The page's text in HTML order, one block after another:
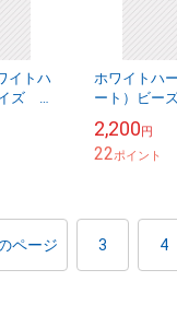
イトハ
ズ ア
ホワイトハ
ート）ビー
2,200円
22ポイント
ページ 3 4